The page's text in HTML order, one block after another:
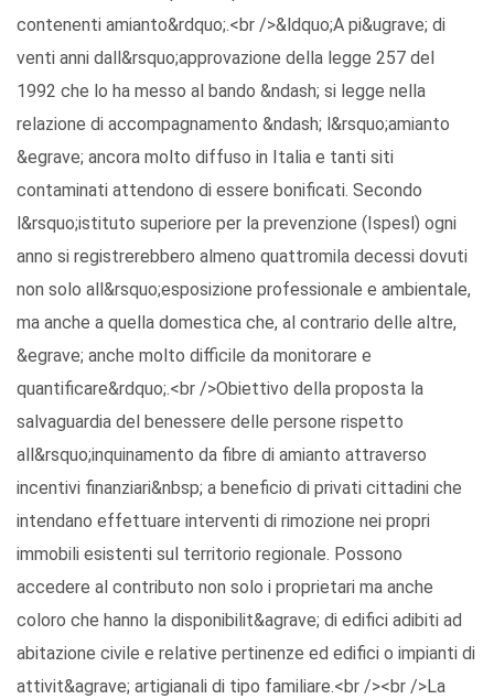
contenenti amianto&rdquo;.<br />&ldquo;A pi&ugrave; di
venti anni dall&rsquo;approvazione della legge 257 del
1992 che lo ha messo al bando &ndash; si legge nella
relazione di accompagnamento &ndash; l&rsquo;amianto
&egrave; ancora molto diffuso in Italia e tanti siti
contaminati attendono di essere bonificati. Secondo
l&rsquo;istituto superiore per la prevenzione (Ispesl) ogni
anno si registrerebbero almeno quattromila decessi dovuti
non solo all&rsquo;esposizione professionale e ambientale,
ma anche a quella domestica che, al contrario delle altre,
&egrave; anche molto difficile da monitorare e
quantificare&rdquo;.<br />Obiettivo della proposta la
salvaguardia del benessere delle persone rispetto
all&rsquo;inquinamento da fibre di amianto attraverso
incentivi finanziari&nbsp; a beneficio di privati cittadini che
intendano effettuare interventi di rimozione nei propri
immobili esistenti sul territorio regionale. Possono
accedere al contributo non solo i proprietari ma anche
coloro che hanno la disponibilit&agrave; di edifici adibiti ad
abitazione civile e relative pertinenze ed edifici o impianti di
attivit&agrave; artigianali di tipo familiare.<br /><br />La